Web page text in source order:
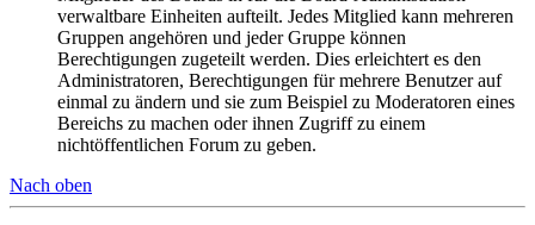
verwaltbare Einheiten aufteilt. Jedes Mitglied kann mehreren
Gruppen angehören und jeder Gruppe können
Berechtigungen zugeteilt werden. Dies erleichtert es den
Administratoren, Berechtigungen für mehrere Benutzer auf
einmal zu ändern und sie zum Beispiel zu Moderatoren eines
Bereichs zu machen oder ihnen Zugriff zu einem
nichtöffentlichen Forum zu geben.
Nach oben